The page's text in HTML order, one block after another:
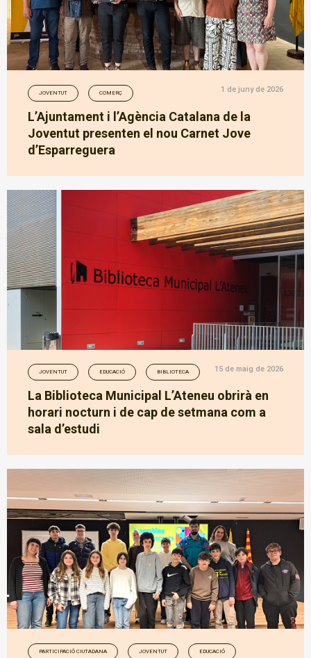
JOVENTUT COMERÇ 1 de juny de 2026
L’Ajuntament i l’Agència Catalana de la
Joventut presenten el nou Carnet Jove
d’Esparreguera
JOVENTUT EDUCACIÓ BIBLIOTECA 15 de maig de 2026
La Biblioteca Municipal L’Ateneu obrirà en
horari nocturn i de cap de setmana com a
sala d’estudi
PARTICIPACIÓ CIUTADANA JOVENTUT EDUCACIÓ